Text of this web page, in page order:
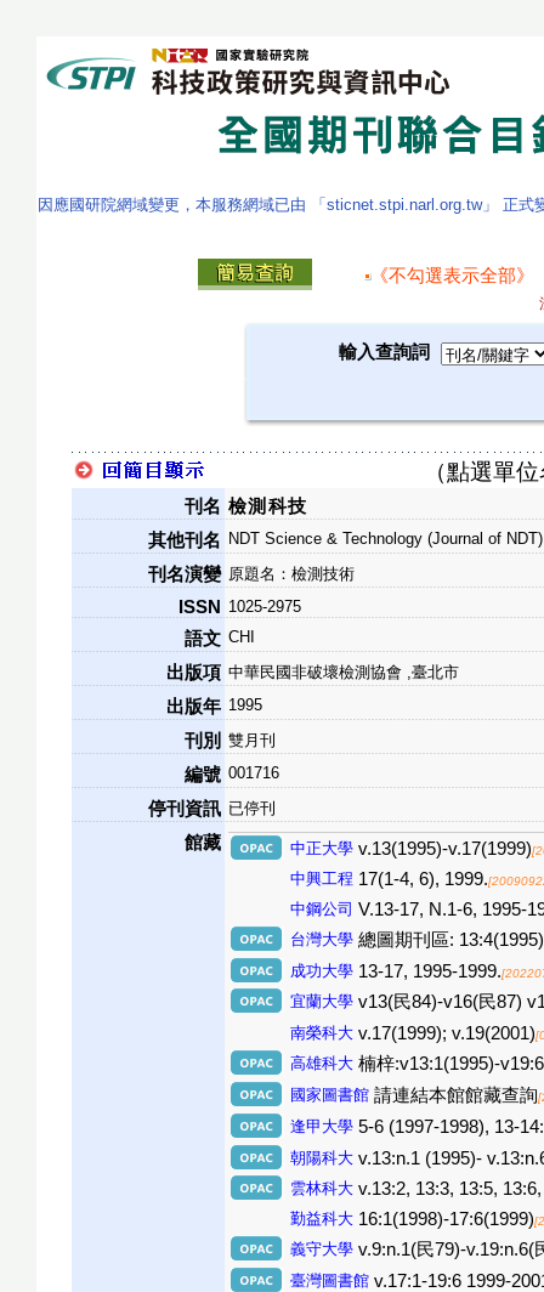
因應國研院網域變更，本服務網域已由 「sticnet.stpi.narl.org.tw」 正
《不勾選表示全部》
輸入查詢詞
（點選單
刊名 檢測科技
其他刊名 NDT Science & Technology (Journal of NDT)
刊名演變 原題名：檢測技術
ISSN 1025-2975
語文 CHI
出版項 中華民國非破壞檢測協會 ,臺北市
出版年 1995
刊別 雙月刊
編號 001716
停刊資訊 已停刊
館藏 中正大學 v.13(1995)-v.17(1999)
中興工程 17(1-4, 6), 1999.
中鋼公司 V.13-17, N.1-6, 1995-
台灣大學 總圖期刊區:
成功大學 13-17, 1995-1999.
宜蘭大學 v13(民84)-v16(民87)
南榮科大 v.17(1999); v.19(2001)
高雄科大 楠梓:v13:1(1995)-
國家圖書館 請連結本館館藏查詢
逢甲大學 5-6 (1997-1998), 13-
朝陽科大 v.13:n.1 (1995)-
雲林科大 v.13:2, 13:3, 13:5,
勤益科大 16:1(1998)-17:6(1999)
義守大學 v.9:n.1(民79)-v.19:n.6(
臺灣圖書館 v.17:1-19:6 1999-